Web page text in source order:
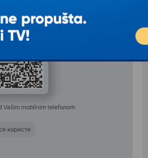
Vašim mobilnim telefonom
користи